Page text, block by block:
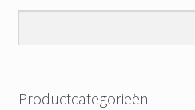
Productcategorieën